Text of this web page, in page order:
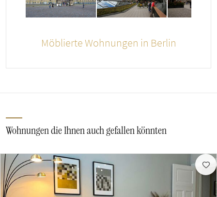
Möblierte Wohnungen in Berlin
Wohnungen die Ihnen auch gefallen könnten